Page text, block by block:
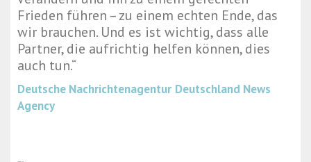
Frieden führen – zu einem echten Ende, das
wir brauchen. Und es ist wichtig, dass alle
Partner, die aufrichtig helfen können, dies
auch tun.“
Deutsche Nachrichtenagentur Deutschland News
Agency